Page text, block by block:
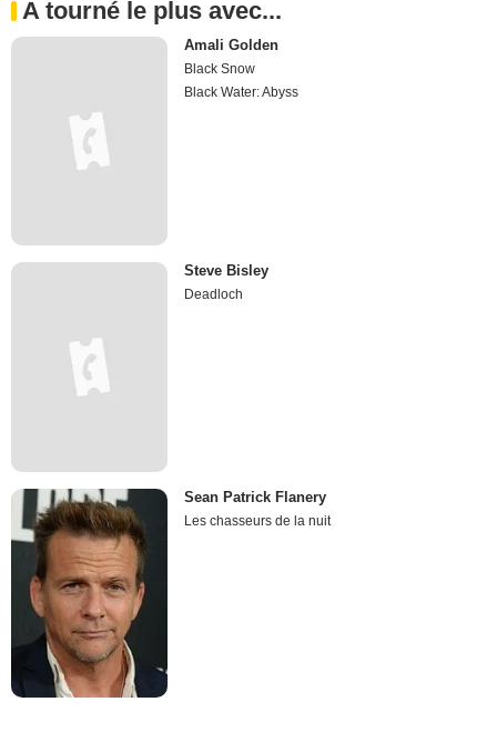
A tourné le plus avec...
Amali Golden
Black Snow
Black Water: Abyss
Steve Bisley
Deadloch
Sean Patrick Flanery
Les chasseurs de la nuit